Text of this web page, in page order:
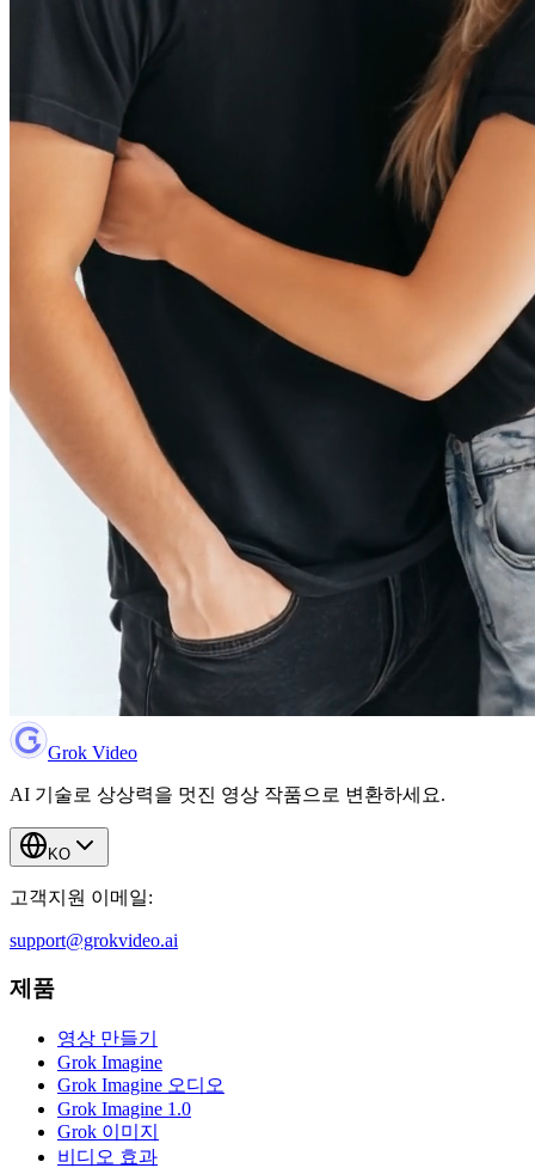
Grok Video
AI 기술로 상상력을 멋진 영상 작품으로 변환하세요.
KO
고객지원 이메일:
support@grokvideo.ai
제품
영상 만들기
Grok Imagine
Grok Imagine 오디오
Grok Imagine 1.0
Grok 이미지
비디오 효과